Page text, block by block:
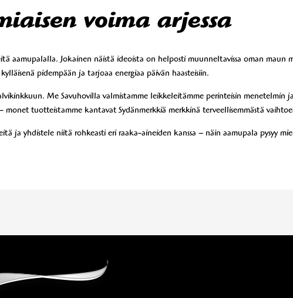
voima arjessa
Jokainen näistä ideoista on helposti muunneltavissa oman maun
pidempään ja tarjoaa energiaa päivän haasteisiin.
Me Savuhovilla valmistamme leikkeleitämme perinteisin menetelmin
monet tuotteistamme kantavat Sydänmerkkiä merkkinä terveellisemmästä
ja yhdistele niitä rohkeasti eri raaka-aineiden kanssa – näin aamupala pysyy